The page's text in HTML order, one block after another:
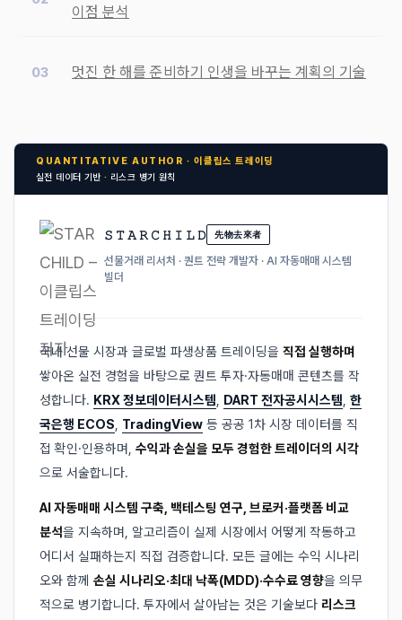
이점 분석
멋진 한 해를 준비하기 인생을 바꾸는 계획의 기술
QUANTITATIVE AUTHOR · 이클립스 트레이딩
실전 데이터 기반 · 리스크 병기 원칙
𝚂 𝚃 𝙰 𝚁 𝙲 𝙷 𝙸 𝙻 𝙳 先物去來者
선물거래 리서처 · 퀀트 전략 개발자 · AI 자동매매 시스템
빌더
국내 선물 시장과 글로벌 파생상품 트레이딩을 직접 실행하며
쌓아온 실전 경험을 바탕으로 퀀트 투자·자동매매 콘텐츠를 작
성합니다. KRX 정보데이터시스템, DART 전자공시시스템, 한
국은행 ECOS, TradingView 등 공공 1차 시장 데이터를 직
접 확인·인용하며, 수익과 손실을 모두 경험한 트레이더의 시각
으로 서술합니다.
AI 자동매매 시스템 구축, 백테스팅 연구, 브로커·플랫폼 비교
분석을 지속하며, 알고리즘이 실제 시장에서 어떻게 작동하고
어디서 실패하는지 직접 검증합니다. 모든 글에는 수익 시나리
오와 함께 손실 시나리오·최대 낙폭(MDD)·수수료 영향을 의무
적으로 병기합니다. 투자에서 살아남는 것은 기술보다 리스크